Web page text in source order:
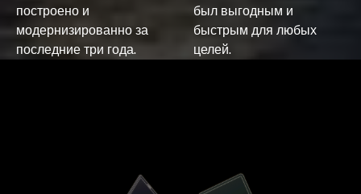
построено и
модернизированно за
последние три года.
был выгодным и
быстрым для любых
целей.